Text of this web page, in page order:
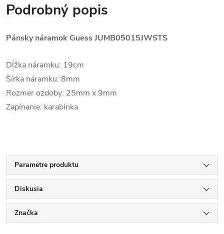
Podrobný popis
Pánsky náramok Guess JUMB05015JWSTS
Dĺžka náramku: 19cm
Šírka náramku: 8mm
Rozmer ozdoby: 25mm x 9mm
Zapínanie: karabínka
Parametre produktu
Diskusia
Značka